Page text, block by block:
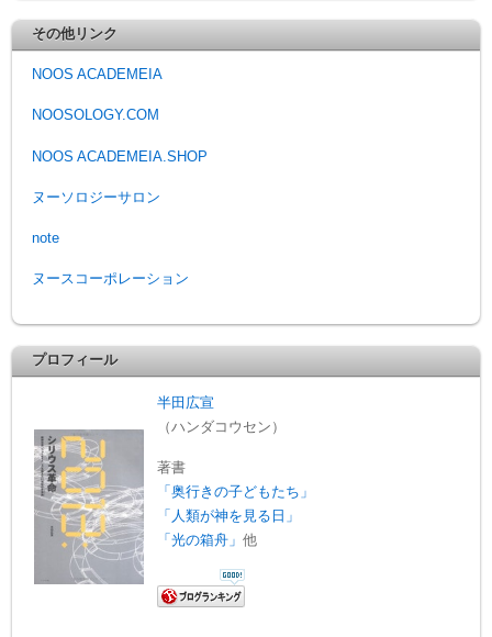
その他リンク
NOOS ACADEMEIA
NOOSOLOGY.COM
NOOS ACADEMEIA.SHOP
ヌーソロジーサロン
note
ヌースコーポレーション
プロフィール
半田広宣
（ハンダコウセン）
著書
「奥行きの子どもたち」
「人類が神を見る日」
「光の箱舟」他